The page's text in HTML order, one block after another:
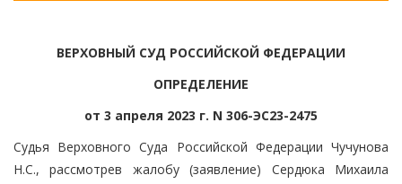
ВЕРХОВНЫЙ СУД РОССИЙСКОЙ ФЕДЕРАЦИИ
ОПРЕДЕЛЕНИЕ
от 3 апреля 2023 г. N 306-ЭС23-2475
Судья Верховного Суда Российской Федерации Чучунова
Н.С., рассмотрев жалобу (заявление) Сердюка Михаила